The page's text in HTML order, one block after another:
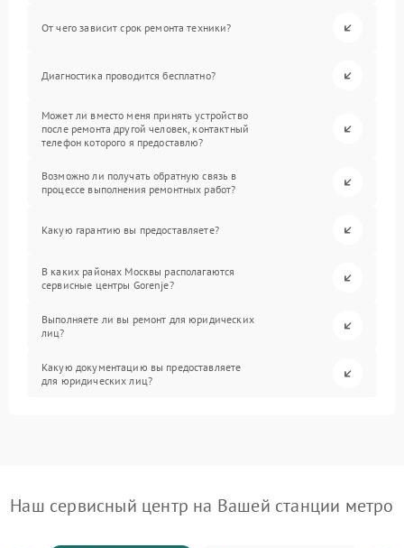
От чего зависит срок ремонта техники?
Диагностика проводится бесплатно?
Может ли вместо меня принять устройство
после ремонта другой человек, контактный
телефон которого я предоставлю?
Возможно ли получать обратную связь в
процессе выполнения ремонтных работ?
Какую гарантию вы предоставляете?
В каких районах Москвы располагаются
сервисные центры Gorenje?
Выполняете ли вы ремонт для юридических
лиц?
Какую документацию вы предоставляете
для юридических лиц?
Наш сервисный центр на Вашей станции метро